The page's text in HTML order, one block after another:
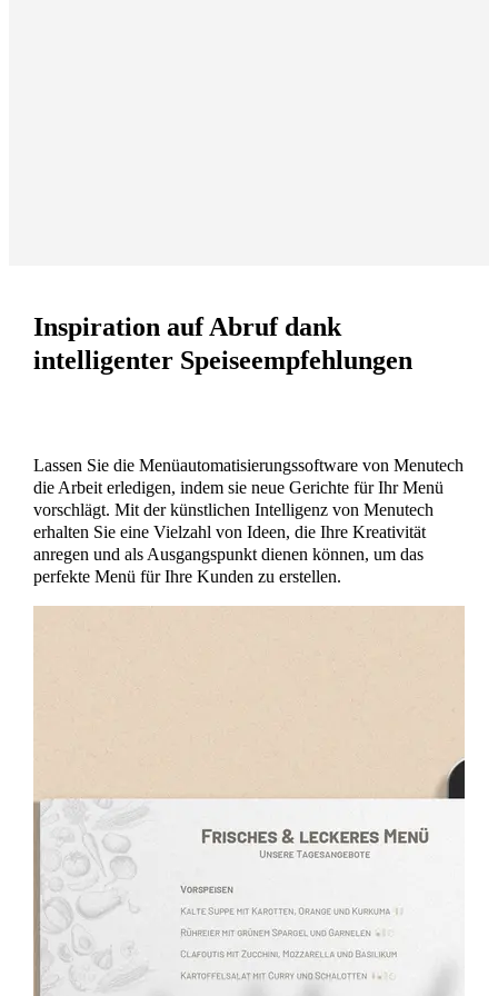
Inspiration auf Abruf dank
intelligenter Speiseempfehlungen
Lassen Sie die Menüautomatisierungssoftware von Menutech
die Arbeit erledigen, indem sie neue Gerichte für Ihr Menü
vorschlägt. Mit der künstlichen Intelligenz von Menutech
erhalten Sie eine Vielzahl von Ideen, die Ihre Kreativität
anregen und als Ausgangspunkt dienen können, um das
perfekte Menü für Ihre Kunden zu erstellen.